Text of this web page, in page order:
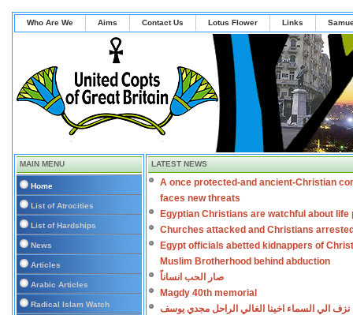
Who Are We Aims Contact Us Lotus Flower Links
MAIN MENU
Home
List of Atrocities
List of Hardships
News
Articles
Arabic Articles
Radical Islam Watch
LATEST NEWS
A once protected-and ancient-Christian
faces new threats
Egyptian Christians are watchful about life
Churches attacked and Christians
Egypt officials abetted kidnappers of
Muslim Brotherhood behind abduction
صار الحب انساناً
Magdy 40th memorial
نزف الي السماء اخينا الغالي الراحل مجدي يوسف